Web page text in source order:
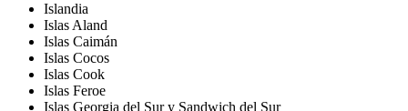
Islandia
Islas Aland
Islas Caimán
Islas Cocos
Islas Cook
Islas Feroe
Islas Georgia del Sur y Sandwich del Sur